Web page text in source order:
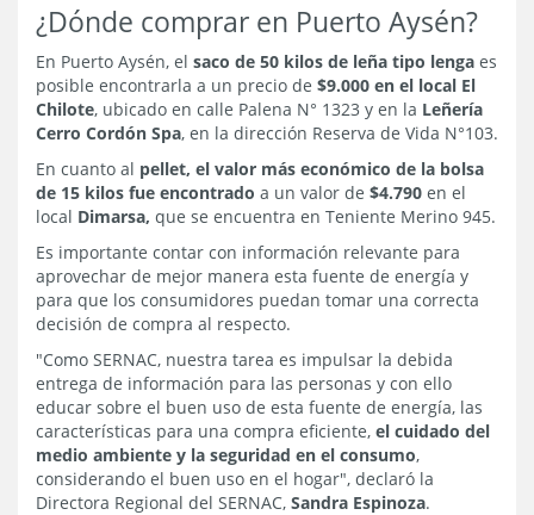
¿Dónde comprar en Puerto Aysén?
En Puerto Aysén, el saco de 50 kilos de leña tipo lenga es
posible encontrarla a un precio de $9.000 en el local El
Chilote, ubicado en calle Palena N° 1323 y en la Leñería
Cerro Cordón Spa, en la dirección Reserva de Vida N°103.
En cuanto al pellet, el valor más económico de la bolsa
de 15 kilos fue encontrado a un valor de $4.790 en el
local Dimarsa, que se encuentra en Teniente Merino 945.
Es importante contar con información relevante para
aprovechar de mejor manera esta fuente de energía y
para que los consumidores puedan tomar una correcta
decisión de compra al respecto.
"Como SERNAC, nuestra tarea es impulsar la debida
entrega de información para las personas y con ello
educar sobre el buen uso de esta fuente de energía, las
características para una compra eficiente, el cuidado del
medio ambiente y la seguridad en el consumo,
considerando el buen uso en el hogar", declaró la
Directora Regional del SERNAC, Sandra Espinoza.